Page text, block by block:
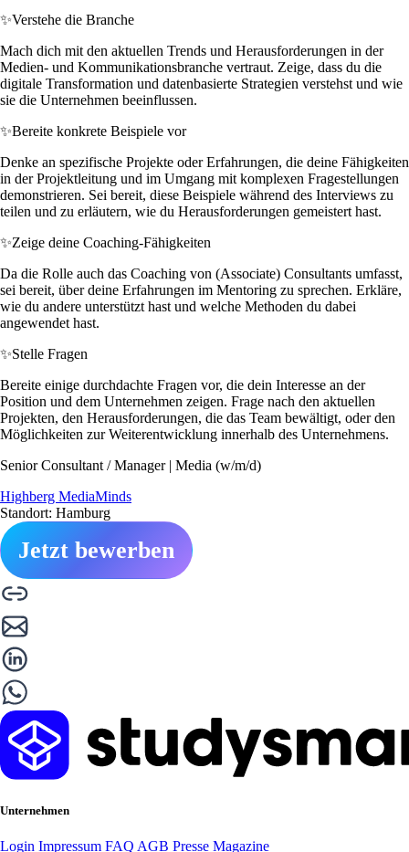
✨Verstehe die Branche
Mach dich mit den aktuellen Trends und Herausforderungen in der
Medien- und Kommunikationsbranche vertraut. Zeige, dass du die
digitale Transformation und datenbasierte Strategien verstehst und wie
sie die Unternehmen beeinflussen.
✨Bereite konkrete Beispiele vor
Denke an spezifische Projekte oder Erfahrungen, die deine Fähigkeiten
in der Projektleitung und im Umgang mit komplexen Fragestellungen
demonstrieren. Sei bereit, diese Beispiele während des Interviews zu
teilen und zu erläutern, wie du Herausforderungen gemeistert hast.
✨Zeige deine Coaching-Fähigkeiten
Da die Rolle auch das Coaching von (Associate) Consultants umfasst,
sei bereit, über deine Erfahrungen im Mentoring zu sprechen. Erkläre,
wie du andere unterstützt hast und welche Methoden du dabei
angewendet hast.
✨Stelle Fragen
Bereite einige durchdachte Fragen vor, die dein Interesse an der
Position und dem Unternehmen zeigen. Frage nach den aktuellen
Projekten, den Herausforderungen, die das Team bewältigt, oder den
Möglichkeiten zur Weiterentwicklung innerhalb des Unternehmens.
Senior Consultant / Manager | Media (w/m/d)
Highberg MediaMinds
Standort: Hamburg
Jetzt bewerben
Unternehmen
Login Impressum FAQ AGB Presse Magazine